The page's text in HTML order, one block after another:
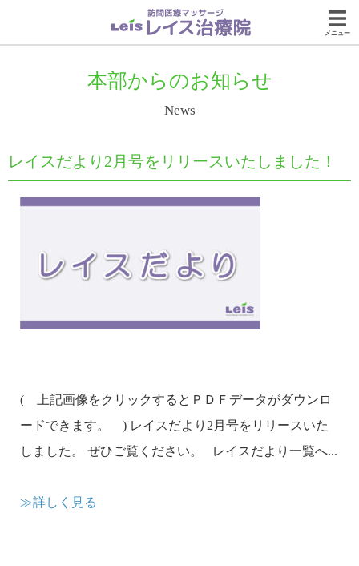
メニュー
本部からのお知らせ
News
レイスだより2月号をリリースいたしました！
( 上記画像をクリックするとＰＤＦデータがダウンロ
ードできます。 ) レイスだより2月号をリリースいた
しました。 ぜひご覧ください。 レイスだより一覧へ...
≫詳しく見る